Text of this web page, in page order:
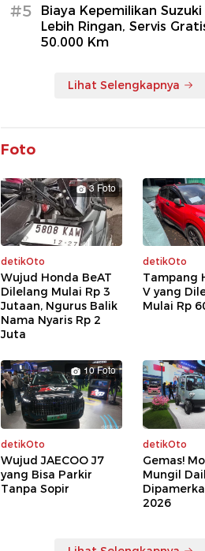
#5
Biaya Kepemilikan Suzuki
Lebih Ringan, Servis
50.000 Km
Lihat Selengkapnya
Foto
3 Foto
detikOto
Wujud Honda BeAT
Dilelang Mulai Rp 3
Jutaan, Ngurus Balik
Nama Nyaris Rp 2
Juta
detikOto
Tampang
V yang
Mulai Rp
10 Foto
detikOto
Wujud JAECOO J7
yang Bisa Parkir
Tanpa Sopir
detikOto
Gemas!
Mungil
2026